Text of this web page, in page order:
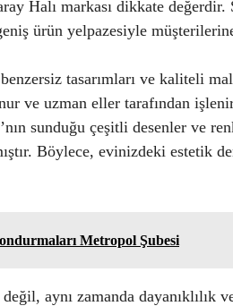
Halı markası dikkate
ürün yelpazesiyle
benzersiz tasarımları ve kaliteli
ve uzman eller tarafından
sunduğu çeşitli desenler ve
Böylece, evinizdeki estetik
Metropol Şubesi
aynı zamanda dayanıklılık